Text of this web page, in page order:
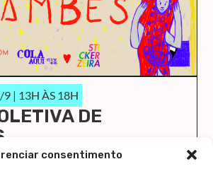
consentimento
| 13H ÀS 18H
DE
Here vai ocupar a Casa 1 de